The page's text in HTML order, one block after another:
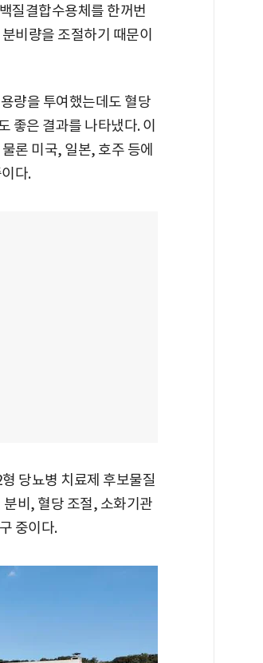
질결합수용체를 한꺼번
비량을 조절하기 때문이
량을 투여했는데도 혈당
좋은 결과를 나타냈다. 이
론 미국, 일본, 호주 등에
다.
당뇨병 치료제 후보물질
비, 혈당 조절, 소화기관
중이다.